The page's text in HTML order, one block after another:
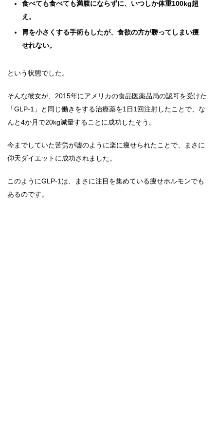
食べても食べても満腹にならずに、いつしか体重100kg超
え。
胃を小さくする手術もしたが、食欲の方が勝ってしまい痩
せれない。
という状態でした。
そんな彼女が、2015年にアメリカの食品医薬品局の認可を受けた
「GLP-1」と同じ働きをする治療薬を1日1回注射したことで、な
んと4か月で20kg減量することに成功したそう。
今までしていた苦労が嘘のように楽に痩せられたことで、まさに
仰天ダイエットに成功されました。
このようにGLP-1は、まさに注目を集めている痩せホルモンでも
あるのです。